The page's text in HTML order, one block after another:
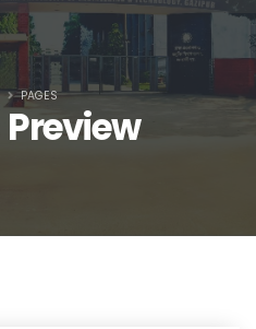
Preview
PAGES